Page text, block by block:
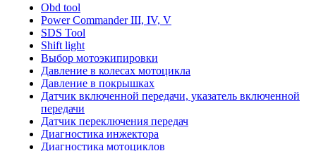
Obd tool
Power Commander III, IV, V
SDS Tool
Shift light
Выбор мотоэкипировки
Давление в колесах мотоцикла
Давление в покрышках
Датчик включенной передачи, указатель включенной
передачи
Датчик переключения передач
Диагностика инжектора
Диагностика мотоциклов